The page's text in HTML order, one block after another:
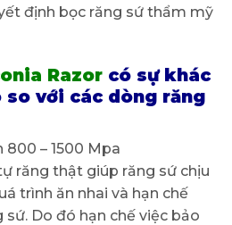
định bọc răng sứ thẩm mỹ
Razor có sự khác
với các dòng răng
800 – 1500 Mpa
răng thật giúp răng sứ chịu
trình ăn nhai và hạn chế
Do đó hạn chế việc bảo